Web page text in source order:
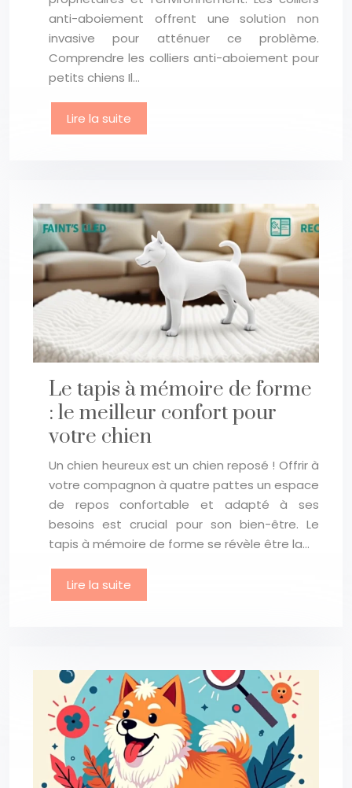
anti-aboiement offrent une solution non
invasive pour atténuer ce problème.
Comprendre les colliers anti-aboiement pour
petits chiens Il…
Lire la suite
Le tapis à mémoire de forme
: le meilleur confort pour
votre chien
Un chien heureux est un chien reposé ! Offrir à
votre compagnon à quatre pattes un espace
de repos confortable et adapté à ses
besoins est crucial pour son bien-être. Le
tapis à mémoire de forme se révèle être la…
Lire la suite